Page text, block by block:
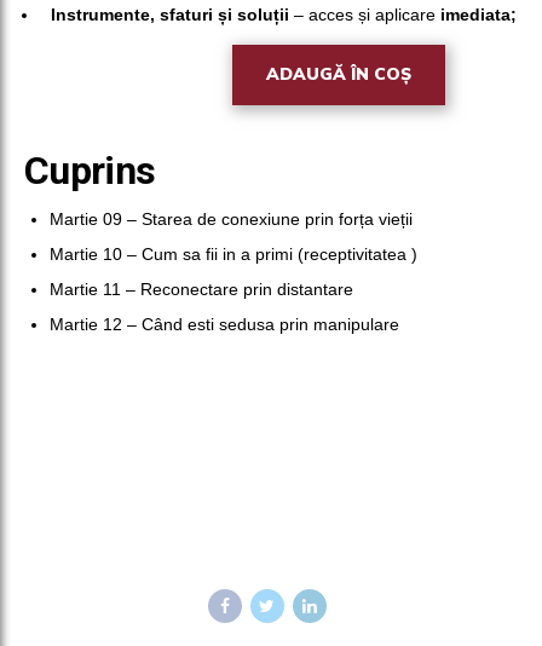
Instrumente, sfaturi și soluții – acces și aplicare imediata;
webinarii
in
2024
ADAUGĂ ÎN COȘ
Cuprins
Martie 09 – Starea de conexiune prin forța vieții
Martie 10 – Cum sa fii in a primi (receptivitatea )
Martie 11 – Reconectare prin distantare
Martie 12 – Când esti sedusa prin manipulare